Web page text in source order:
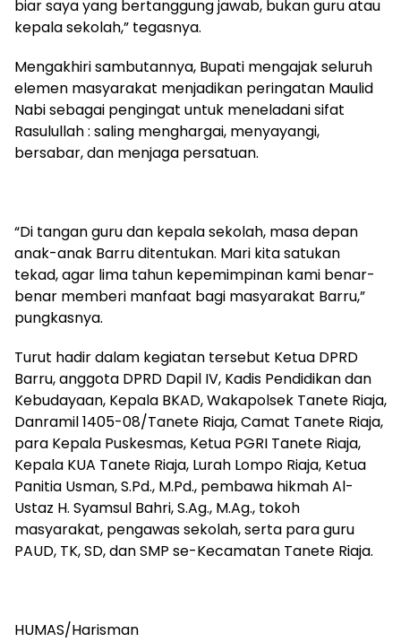
biar saya yang bertanggung jawab, bukan guru atau
kepala sekolah,” tegasnya.
Mengakhiri sambutannya, Bupati mengajak seluruh
elemen masyarakat menjadikan peringatan Maulid
Nabi sebagai pengingat untuk meneladani sifat
Rasulullah : saling menghargai, menyayangi,
bersabar, dan menjaga persatuan.
“Di tangan guru dan kepala sekolah, masa depan
anak-anak Barru ditentukan. Mari kita satukan
tekad, agar lima tahun kepemimpinan kami benar-
benar memberi manfaat bagi masyarakat Barru,”
pungkasnya.
Turut hadir dalam kegiatan tersebut Ketua DPRD
Barru, anggota DPRD Dapil IV, Kadis Pendidikan dan
Kebudayaan, Kepala BKAD, Wakapolsek Tanete Riaja,
Danramil 1405-08/Tanete Riaja, Camat Tanete Riaja,
para Kepala Puskesmas, Ketua PGRI Tanete Riaja,
Kepala KUA Tanete Riaja, Lurah Lompo Riaja, Ketua
Panitia Usman, S.Pd., M.Pd., pembawa hikmah Al-
Ustaz H. Syamsul Bahri, S.Ag., M.Ag., tokoh
masyarakat, pengawas sekolah, serta para guru
PAUD, TK, SD, dan SMP se-Kecamatan Tanete Riaja.
HUMAS/Harisman